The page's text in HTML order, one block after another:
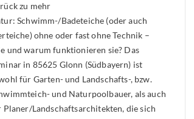
zu mehr
Schwimm-/Badeteiche (oder auch
ohne oder fast ohne Technik –
und warum funktionieren sie? Das
in 85625 Glonn (Südbayern) ist
für Garten- und Landschafts-, bzw.
und Naturpoolbauer, als auch
Planer/Landschaftsarchitekten, die sich